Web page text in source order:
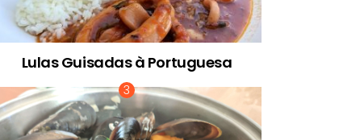
Lulas Guisadas à Portuguesa